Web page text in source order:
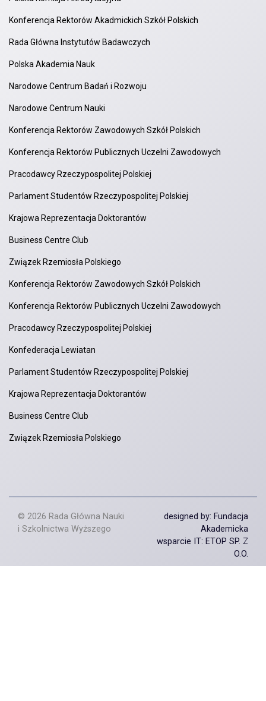
Konferencja Rektorów Akadmickich Szkół Polskich
Rada Główna Instytutów Badawczych
Polska Akademia Nauk
Narodowe Centrum Badań i Rozwoju
Narodowe Centrum Nauki
Konferencja Rektorów Zawodowych Szkół Polskich
Konferencja Rektorów Publicznych Uczelni Zawodowych
Pracodawcy Rzeczypospolitej Polskiej
Parlament Studentów Rzeczypospolitej Polskiej
Krajowa Reprezentacja Doktorantów
Business Centre Club
Związek Rzemiosła Polskiego
Konferencja Rektorów Zawodowych Szkół Polskich
Konferencja Rektorów Publicznych Uczelni Zawodowych
Pracodawcy Rzeczypospolitej Polskiej
Konfederacja Lewiatan
Parlament Studentów Rzeczypospolitej Polskiej
Krajowa Reprezentacja Doktorantów
Business Centre Club
Związek Rzemiosła Polskiego
© 2026 Rada Główna Nauki
i Szkolnictwa Wyższego
designed by: Fundacja
Akademicka
wsparcie IT: ETOP SP. Z
O.O.